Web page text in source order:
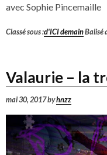
avec Sophie Pincemaille
Classé sous :d'ICI demainBalisé
Valaurie – la
mai 30, 2017byhnzz